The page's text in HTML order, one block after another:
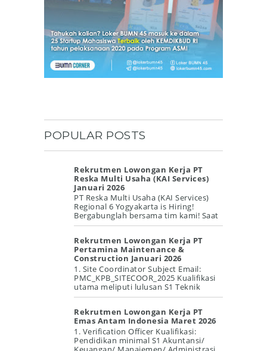
POPULAR POSTS
Rekrutmen Lowongan Kerja PT
Reska Multi Usaha (KAI Services)
Januari 2026
PT Reska Multi Usaha (KAI Services)
Regional 6 Yogyakarta is Hiring!
Bergabunglah bersama tim kami! Saat
ini kami membuka beberapa posisi P...
Rekrutmen Lowongan Kerja PT
Pertamina Maintenance &
Construction Januari 2026
1. Site Coordinator Subject Email:
PMC_KPB_SITECOOR_2025 Kualifikasi
utama meliputi lulusan S1 Teknik
dengan pengalaman minimal 8 tahun
Rekrutmen Lowongan Kerja PT
Emas Antam Indonesia Maret 2026
1. Verification Officer Kualifikasi:
Pendidikan minimal S1 Akuntansi/